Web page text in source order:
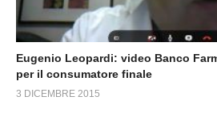
Eugenio Leopardi: video Banco
per il consumatore finale
3 DICEMBRE 2015